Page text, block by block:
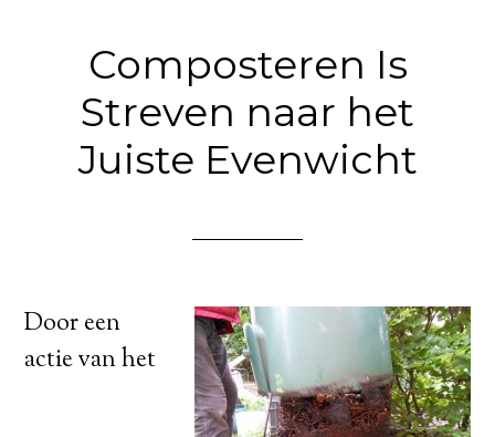
Composteren Is
Streven naar het
Juiste Evenwicht
Door een
actie van het